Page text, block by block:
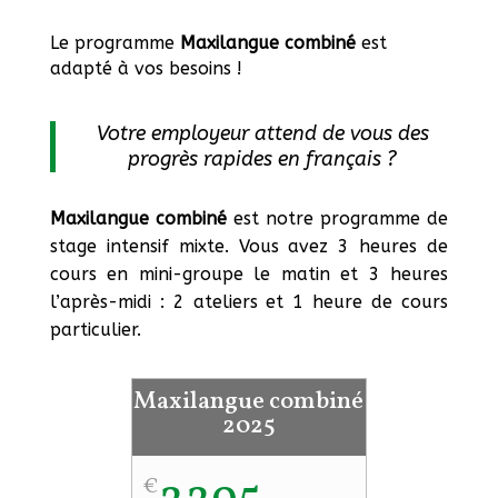
Le programme Maxilangue combiné est
adapté à vos besoins !
Votre employeur attend de vous des
progrès rapides en français ?
Maxilangue combinéest notre programmede
stage intensif mixte. Vous avez 3 heures de
cours en mini-groupe le matin et 3 heures
l’après-midi : 2 ateliers et 1 heure de cours
particulier.
Maxilangue combiné
2025
€